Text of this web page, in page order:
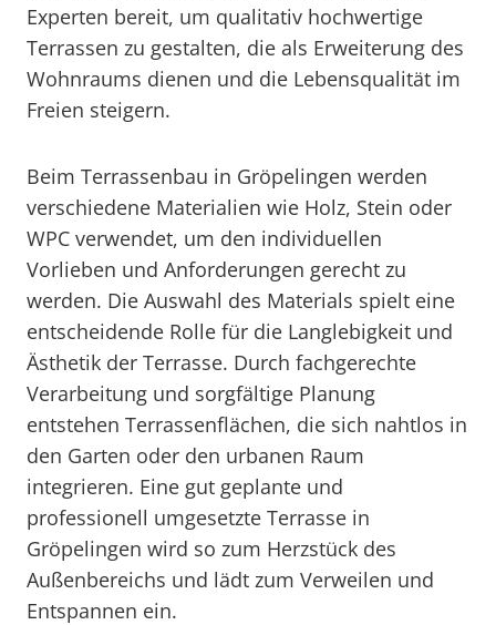
Experten bereit, um qualitativ hochwertige
Terrassen zu gestalten, die als Erweiterung des
Wohnraums dienen und die Lebensqualität im
Freien steigern.
Beim Terrassenbau in Gröpelingen werden
verschiedene Materialien wie Holz, Stein oder
WPC verwendet, um den individuellen
Vorlieben und Anforderungen gerecht zu
werden. Die Auswahl des Materials spielt eine
entscheidende Rolle für die Langlebigkeit und
Ästhetik der Terrasse. Durch fachgerechte
Verarbeitung und sorgfältige Planung
entstehen Terrassenflächen, die sich nahtlos in
den Garten oder den urbanen Raum
integrieren. Eine gut geplante und
professionell umgesetzte Terrasse in
Gröpelingen wird so zum Herzstück des
Außenbereichs und lädt zum Verweilen und
Entspannen ein.